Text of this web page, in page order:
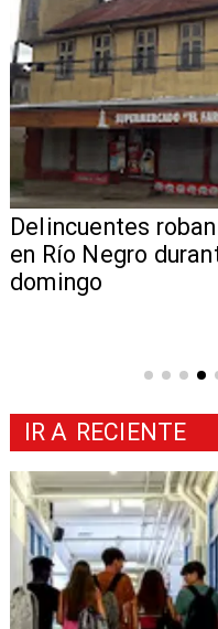
Delincuentes
en Río Negro
domingo
IR A RECIENTE